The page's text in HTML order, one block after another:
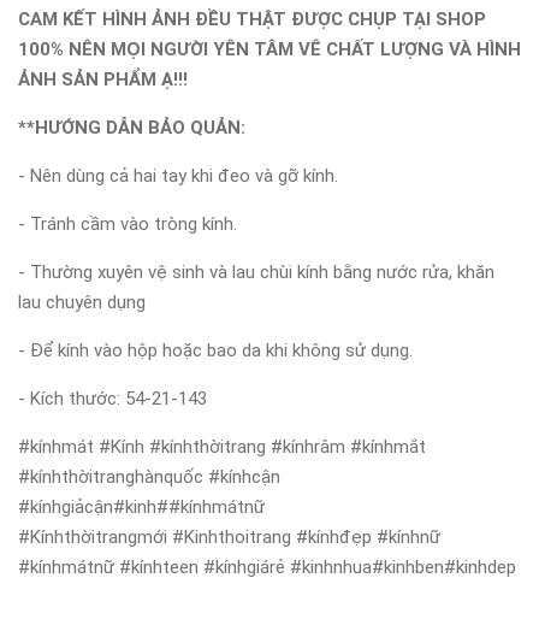
CAM KẾT HÌNH ẢNH ĐỀU THẬT ĐƯỢC CHỤP TẠI SHOP
100% NÊN MỌI NGƯỜI YÊN TÂM VÊ CHẤT LƯỢNG VÀ HÌNH
ẢNH SẢN PHẨM Ạ!!!
**HƯỚNG DẪN BẢO QUẢN:
- Nên dùng cả hai tay khi đeo và gỡ kính.
- Tránh cầm vào tròng kính.
- Thường xuyên vệ sinh và lau chùi kính bằng nước rửa, khăn
lau chuyên dụng
- Để kính vào hộp hoặc bao da khi không sử dụng.
- Kích thước: 54-21-143
#kínhmát #Kính #kínhthờitrang #kínhrâm #kínhmắt
#kínhthờitranghànquốc #kínhcận
#kínhgiảcận#kinh##kínhmátnữ
#Kínhthờitrangmới #Kinhthoitrang #kínhđẹp #kínhnữ
#kínhmátnữ #kínhteen #kínhgiárẻ #kinhnhua#kinhben#kinhdep